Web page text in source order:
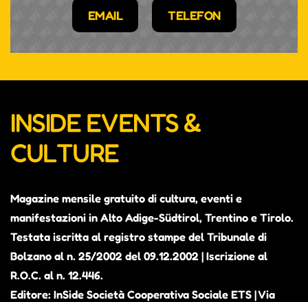
EMAIL TELEFON
INSIDE EVENTS &
CULTURE
Magazine mensile gratuito di cultura, eventi e
manifestazioni in Alto Adige-Südtirol, Trentino e Tirolo.
Testata iscritta al registro stampe del Tribunale di
Bolzano al n. 25/2002 del 09.12.2002 | Iscrizione al
R.O.C. al n. 12.446.
Editore: InSide Società Cooperativa Sociale ETS | Via